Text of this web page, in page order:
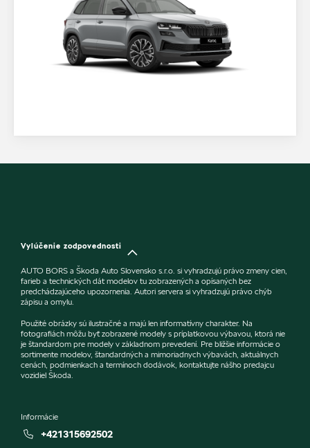
Vylúčenie zodpovednosti
AUTO BORS a Škoda Auto Slovensko s.r.o. si vyhradzujú právo zmeny cien,
farieb a technických dát modelov tu zobrazených a opísaných bez
predchádzajúceho upozornenia. Autori servera si vyhradzujú právo chýb
zápisu a omylu.
Použité obrázky sú ilustračné a majú len informatívny charakter. Na
fotografiách môžu byť zobrazené modely s príplatkovou výbavou, ktorá nie
je štandardom pre modely v základnom prevedení. Pre bližšie informácie o
sortimente modelov, štandardných a mimoriadnych výbavách, aktuálnych
cenách, podmienkach a termínoch dodávok, kontaktujte nášho predajcu
vozidiel Škoda.
Informácie
+421315692502